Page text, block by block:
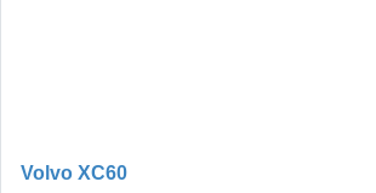
Volvo XC60